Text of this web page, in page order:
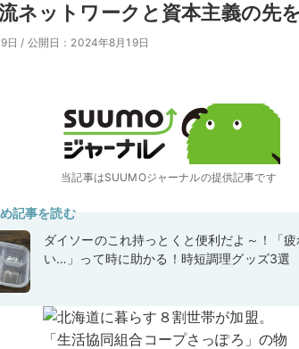
ネットワークと資本主義の先
日 / 公開日：2024年8月19日
当記事はSUUMOジャーナルの提供記事です
記事を読む
ダイソーのこれ持っとくと便利だよ～！「
い…」って時に助かる！時短調理グッズ3選